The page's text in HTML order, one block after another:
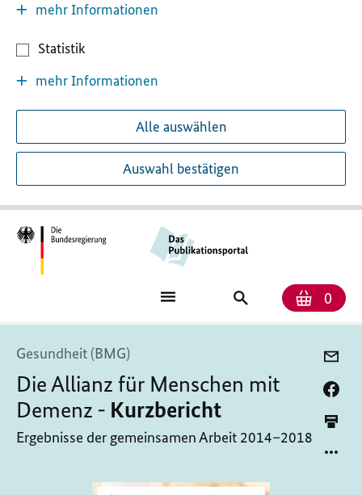
mehr Informationen
Statistik
mehr Informationen
Alle auswählen
Auswahl bestätigen
0
Gesundheit (BMG)
Die Allianz für Menschen mit
Demenz - Kurzbericht
Ergebnisse der gemeinsamen Arbeit 2014–2018